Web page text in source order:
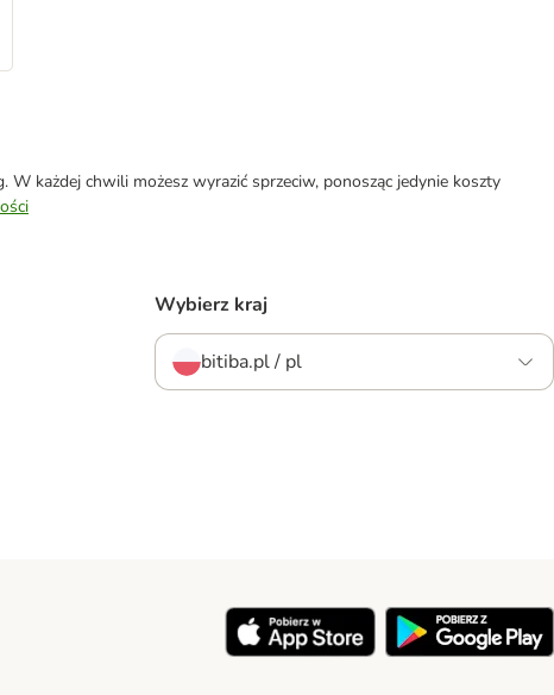
każdej chwili możesz wyrazić sprzeciw, ponosząc jedynie koszty
Wybierz kraj
bitiba.pl / pl